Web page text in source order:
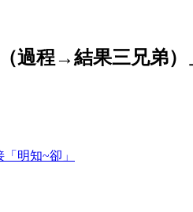
過程→結果三兄弟）
明知~卻」